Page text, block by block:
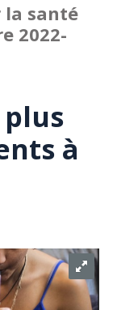
la santé
2022-
à